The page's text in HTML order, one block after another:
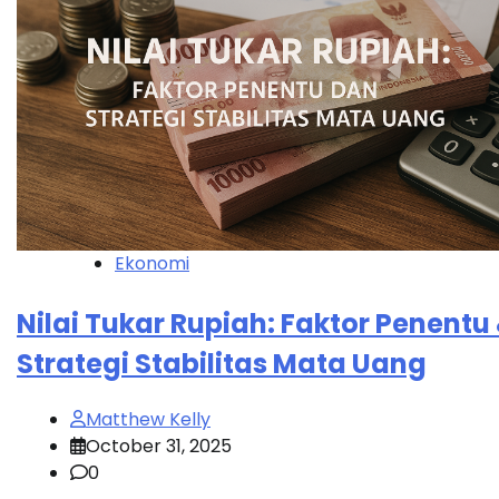
Ekonomi
Nilai Tukar Rupiah: Faktor Penentu
Strategi Stabilitas Mata Uang
Matthew Kelly
October 31, 2025
0